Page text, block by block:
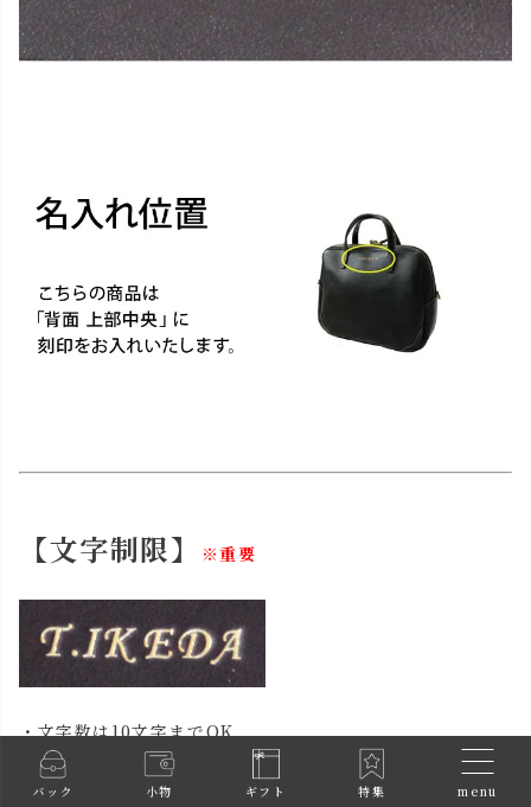
バック 小物 ギフト 特集 menu
【文字制限】 ※重要
・文字数は10文字までOK
・アルファベット大文字のみOK
・ドット（.）は1回だけ使えます。